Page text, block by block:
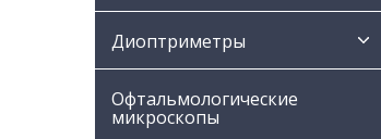
Диоптриметры
Офтальмологические
микроскопы